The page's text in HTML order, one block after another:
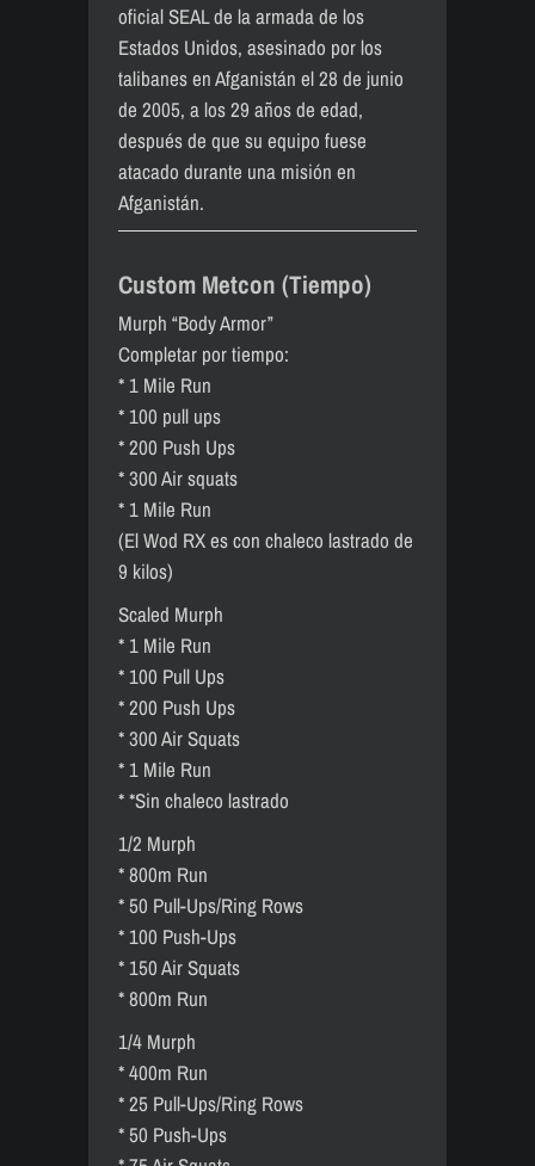
oficial SEAL de la armada de los
Estados Unidos, asesinado por los
talibanes en Afganistán el 28 de junio
de 2005, a los 29 años de edad,
después de que su equipo fuese
atacado durante una misión en
Afganistán.
Custom Metcon (Tiempo)
Murph “Body Armor”
Completar por tiempo:
* 1 Mile Run
* 100 pull ups
* 200 Push Ups
* 300 Air squats
* 1 Mile Run
(El Wod RX es con chaleco lastrado de
9 kilos)
Scaled Murph
* 1 Mile Run
* 100 Pull Ups
* 200 Push Ups
* 300 Air Squats
* 1 Mile Run
* *Sin chaleco lastrado
1/2 Murph
* 800m Run
* 50 Pull-Ups/Ring Rows
* 100 Push-Ups
* 150 Air Squats
* 800m Run
1/4 Murph
* 400m Run
* 25 Pull-Ups/Ring Rows
* 50 Push-Ups